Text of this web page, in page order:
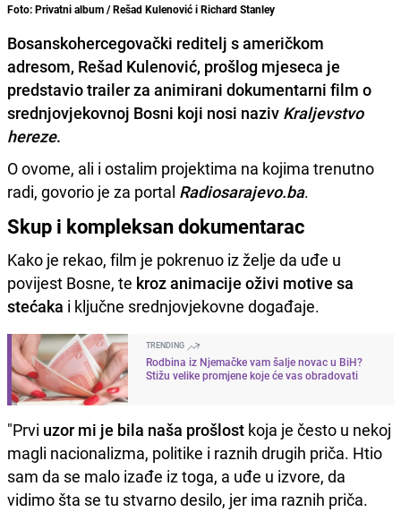
Foto: Privatni album / Rešad Kulenović i Richard Stanley
Bosanskohercegovački reditelj s američkom
adresom, Rešad Kulenović, prošlog mjeseca je
predstavio trailer za animirani dokumentarni film o
srednjovjekovnoj Bosni koji nosi naziv Kraljevstvo
hereze.
O ovome, ali i ostalim projektima na kojima trenutno
radi, govorio je za portal Radiosarajevo.ba.
Skup i kompleksan dokumentarac
Kako je rekao, film je pokrenuo iz želje da uđe u
povijest Bosne, te kroz animacije oživi motive sa
stećaka i ključne srednjovjekovne događaje.
TRENDING
Rodbina iz Njemačke vam šalje novac u BiH?
Stižu velike promjene koje će vas obradovati
"Prvi uzor mi je bila naša prošlost koja je često u nekoj
magli nacionalizma, politike i raznih drugih priča. Htio
sam da se malo izađe iz toga, a uđe u izvore, da
vidimo šta se tu stvarno desilo, jer ima raznih priča.